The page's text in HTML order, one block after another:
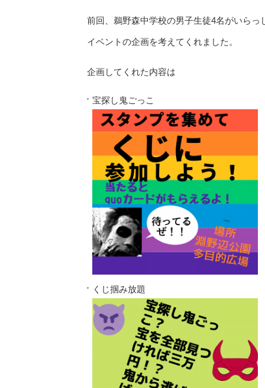
前回、鵜野森中学校の男子生徒4名がいらっ
イベントの企画を考えてくれました。
企画してくれた内容は
宝探し鬼ごっこ
くじ掴み放題